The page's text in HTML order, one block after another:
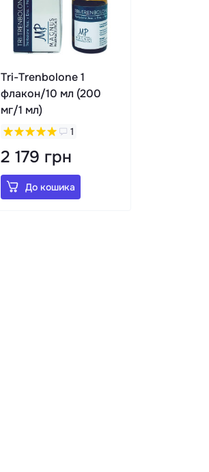
Tri-Trenbolone 1
флакон/10 мл (200
мг/1 мл)
1
2 179 грн
До кошика